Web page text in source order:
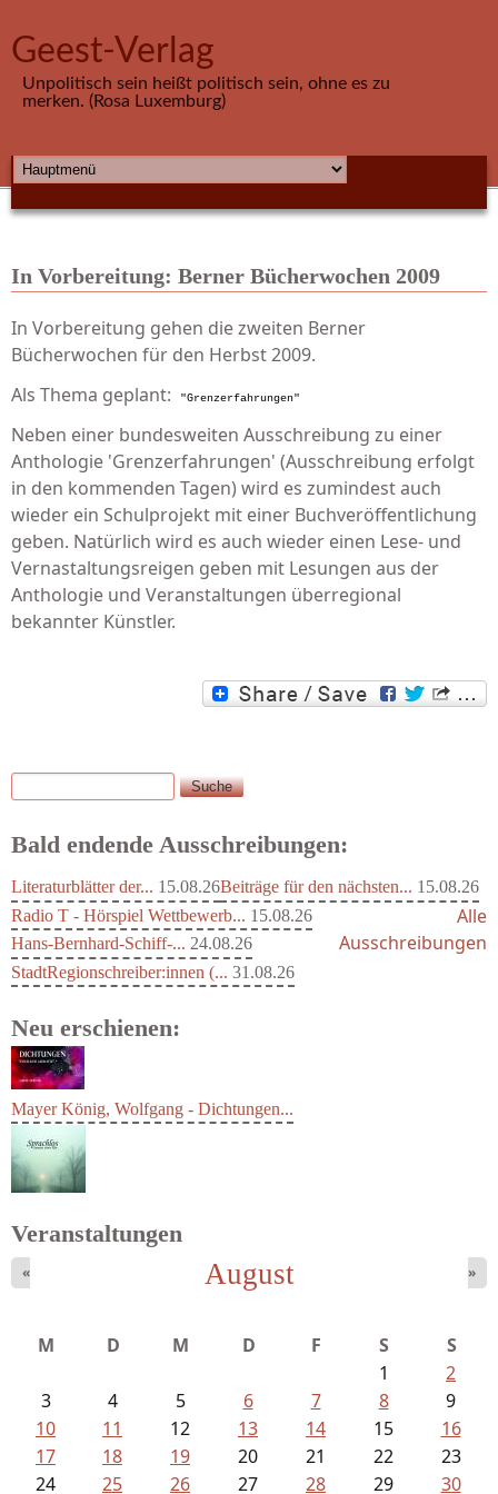
Geest-Verlag
Unpolitisch sein heißt politisch sein, ohne es zu
merken. (Rosa Luxemburg)
HAUPTMENÜ
In Vorbereitung: Berner Bücherwochen 2009
In Vorbereitung gehen die zweiten Berner
Bücherwochen für den Herbst 2009.
Als Thema geplant:
"Grenzerfahrungen"
Neben einer bundesweiten Ausschreibung zu einer
Anthologie 'Grenzerfahrungen' (Ausschreibung erfolgt
in den kommenden Tagen) wird es zumindest auch
wieder ein Schulprojekt mit einer Buchveröffentlichung
geben. Natürlich wird es auch wieder einen Lese- und
Vernastaltungsreigen geben mit Lesungen aus der
Anthologie und Veranstaltungen überregional
bekannter Künstler.
Suchformular
Suche
Bald endende Ausschreibungen:
Literaturblätter der... 15.08.26Beiträge für den nächsten... 15.08.26
Radio T - Hörspiel Wettbewerb... 15.08.26
Hans-Bernhard-Schiff-... 24.08.26
StadtRegionschreiber:innen (... 31.08.26
Alle
Ausschreibungen
Neu erschienen:
Mayer König, Wolfgang - Dichtungen...
Struckmeyer, Ingeborg - Sprachlos...
Veranstaltungen
August
« »
M D M D F S
S
1
2
3
4 5 6 7 8
9
10
11 12 13 14 15
16
17
18 19 20 21 22
23
24
25 26 27 28 29 30